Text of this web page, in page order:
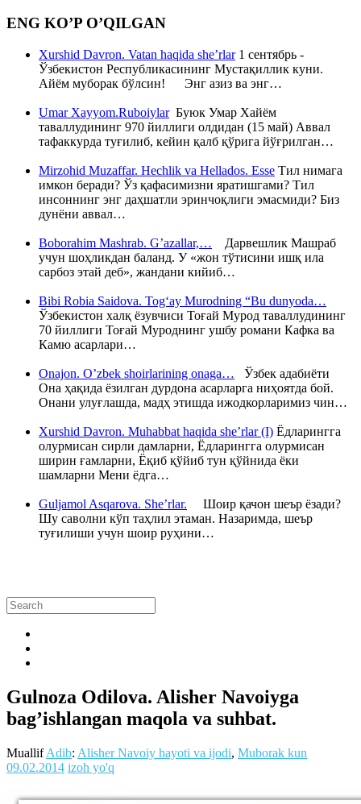
ENG KO’P O’QILGAN
Xurshid Davron. Vatan haqida she’rlar1 сентябрь -
Ўзбекистон Республикасининг Мустақиллик куни.
Айём муборак бўлсин! Энг азиз ва энг…
Umar Xayyom.RuboiylarБуюк Умар Хайём
таваллудининг 970 йиллиги олдидан (15 май) Аввал
тафаккурда туғилиб, кейин қалб қўрига йўғрилган…
Mirzohid Muzaffar. Hechlik va Hellados. Esse Тил нимага
имкон беради? Ўз қафасимизни яратишгами? Тил
инсоннинг энг даҳшатли эринчоқлиги эмасмиди? Биз
дунёни аввал…
Boborahim Mashrab. G’azallar,… Дарвешлик Машраб
учун шоҳликдан баланд. У «жон тўтисини ишқ ила
сарбоз этай деб», жандани кийиб…
Bibi Robia Saidova. Tog‘ay Murodning “Bu dunyoda…
Ўзбекистон халқ ёзувчиси Тоғай Мурод таваллудининг
70 йиллиги Тоғай Муроднинг ушбу романи Кафка ва
Камю асарлари…
Onajon. O’zbek shoirlarining onaga… Ўзбек адабиёти
Она ҳақида ёзилган дурдона асарларга ниҳоятда бой.
Онани улуғлашда, мадҳ этишда ижодкорларимиз чин…
Xurshid Davron. Muhabbat haqida she’rlar (I) Ёдларингга
олурмисан сирли дамларни, Ёдларингга олурмисан
ширин ғамларни, Ёқиб қўйиб тун қўйнида ёки
шамларни Мени ёдга…
Guljamol Asqarova. She’rlar. Шоир қачон шеър ёзади?
Шу саволни кўп таҳлил этаман. Назаримда, шеър
туғилиши учун шоир руҳини…
Gulnoza Odilova. Alisher Navoiyga
bag’ishlangan maqola va suhbat.
MuallifAdib: Alisher Navoiy hayoti va ijodi, Muborak kun
09.02.2014 izoh yo'q